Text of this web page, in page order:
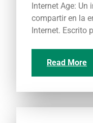
Internet Age: Un
compartir en la
Internet. Escrito
Read More